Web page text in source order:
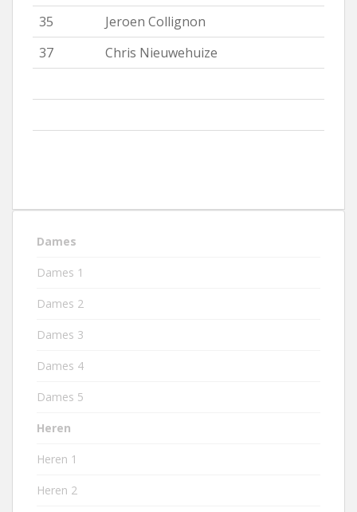
35
Jeroen Collignon
37
Chris Nieuwehuize
Dames
Dames 1
Dames 2
Dames 3
Dames 4
Dames 5
Heren
Heren 1
Heren 2